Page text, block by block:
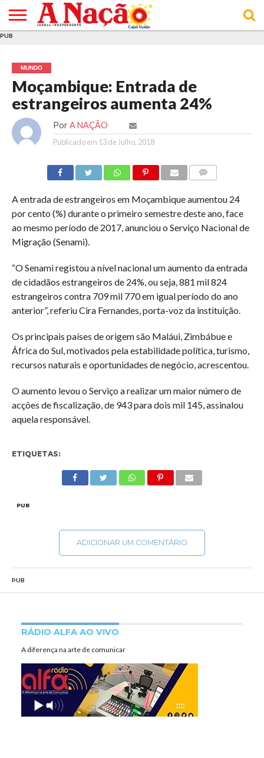
E DE
COOKIES
DE
UTILIZAÇÃO
PUB
MUNDO
Moçambique: Entrada de
estrangeiros aumenta 24%
Por A NAÇÃO
Publicado em 13 de Julho, 2018
A entrada de estrangeiros em Moçambique aumentou 24
por cento (%) durante o primeiro semestre deste ano, face
ao mesmo período de 2017, anunciou o Serviço Nacional de
Migração (Senami).
“O Senami registou a nível nacional um aumento da entrada
de cidadãos estrangeiros de 24%, ou seja, 881 mil 824
estrangeiros contra 709 mil 770 em igual período do ano
anterior”, referiu Cira Fernandes, porta-voz da instituição.
Os principais países de origem são Maláui, Zimbábue e
África do Sul, motivados pela estabilidade política, turismo,
recursos naturais e oportunidades de negócio, acrescentou.
O aumento levou o Serviço a realizar um maior número de
acções de fiscalização, de 943 para dois mil 145, assinalou
aquela responsável.
ETIQUETAS:
PUB
ADICIONAR UM COMENTÁRIO
PUB
RÁDIO ALFA AO VIVO
A diferença na arte de comunicar